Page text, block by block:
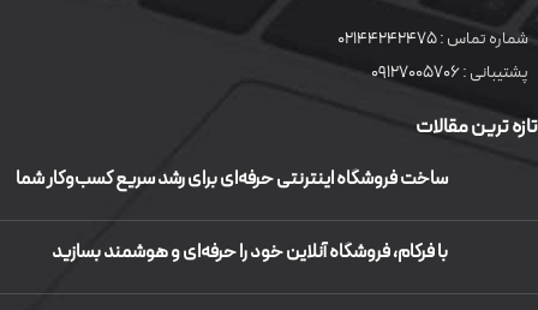
شماره تماس :02144242475
پشتیبانی :09127005706
تازه ترین مقالات
ساخت فروشگاه اینترنتی حرفه‌ای برای رشد سریع کسب‌وکار شما
با فرکام، فروشگاه آنلاین خود را حرفه‌ای و هوشمند بسازید